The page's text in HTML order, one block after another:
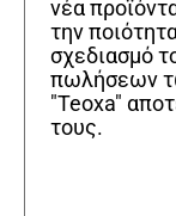
νέα
την
σχεδιασμό
πωλήσεων
"Teoxa"
τους.